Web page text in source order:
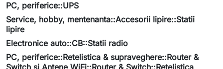
PC, periferice::UPS
Service, hobby, mentenanta::Accesorii lipire::Statii
lipire
Electronice auto::CB::Statii radio
PC, periferice::Retelistica & supraveghere::Router &
Switch si Antene WiFi::Router & Switch::Retelistica